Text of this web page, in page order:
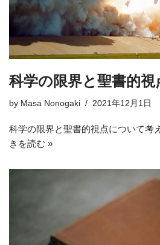
科学の限界と聖書的視
by Masa Nonogaki 2021年12月1日
科学の限界と聖書的視点について考
きを読む »